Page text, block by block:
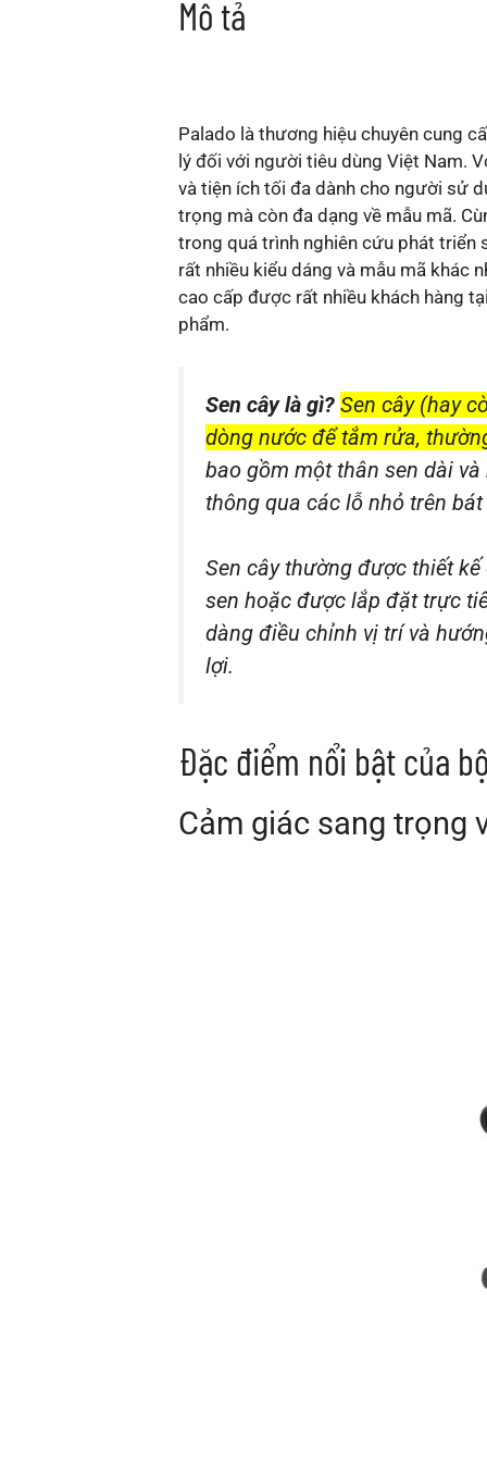
Mô tả
Palado là thương hiệu chuyên cung
lý đối với người tiêu dùng Việt Nam.
và tiện ích tối đa dành cho người sử
trọng mà còn đa dạng về mẫu mã.
trong quá trình nghiên cứu phát triển
rất nhiều kiểu dáng và mẫu mã khác
cao cấp được rất nhiều khách hàng
phẩm.
Sen cây là gì? Sen cây (hay
dòng nước để tắm rửa,
bao gồm một thân sen dài
thông qua các lỗ nhỏ trên
Sen cây thường được thiết
sen hoặc được lắp đặt trực
dàng điều chỉnh vị trí và
lợi.
Đặc điểm nổi bật của
Cảm giác sang trọng